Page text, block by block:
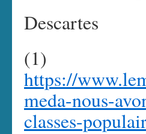
Descartes
(1)
https://
meda-nous-
classes-